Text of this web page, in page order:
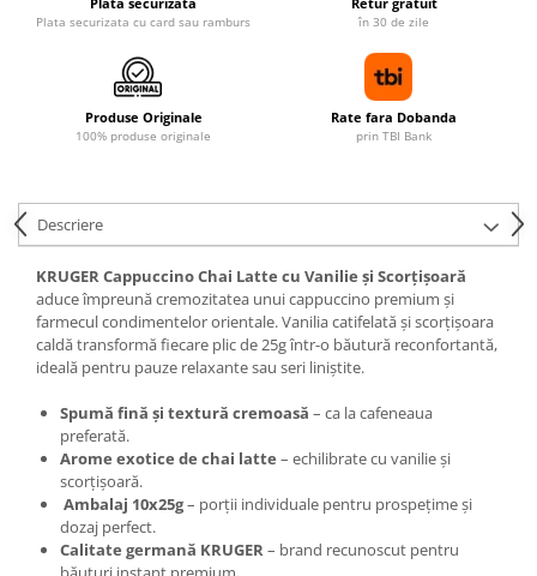
Plata securizata cu card sau ramburs în 30 de zile
Produse Originale
100% produse originale
Rate fara Dobanda
prin TBI Bank
Descriere
KRUGER Cappuccino Chai Latte cu Vanilie și Scorțișoară
aduce împreună cremozitatea unui cappuccino premium și
farmecul condimentelor orientale. Vanilia catifelată și scorțișoara
caldă transformă fiecare plic de 25g într-o băutură reconfortantă,
ideală pentru pauze relaxante sau seri liniștite.
Spumă fină și textură cremoasă – ca la cafeneaua
preferată.
Arome exotice de chai latte – echilibrate cu vanilie și
scorțișoară.
Ambalaj 10x25g– porții individuale pentru prospețime și
dozaj perfect.
Calitate germană KRUGER– brand recunoscut pentru